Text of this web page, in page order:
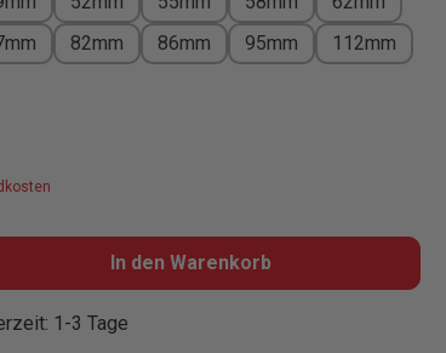
82mm 86mm 95mm 112mm
Wert ein oder benutze die Schaltflächen um
In den Warenkorb
1-3 Tage